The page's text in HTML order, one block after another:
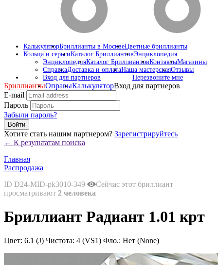
КалькуляторБриллианты в МосквеЦветные бриллианты
Кольца и серьгиКаталог БриллиантовЭнциклопедия
ЭнциклопедияКаталог БриллиантовКонтактыМагазины
СправкаДоставка и оплатаНаша мастерскаяОтзывы
Вход для партнеров
Перезвоните мне
БриллиантыОправыКалькуляторВход для партнеров
E-mail
Пароль
Забыли пароль?
Войти
Хотите стать нашим партнером? Зарегистрируйтесь
← К результатам поиска
Главная
Распродажа
ID D24-MID-pk3010-349
Сейчас этот бриллиант
просматривают 2 человека
Бриллиант Радиант 1.01 крт
Цвет: 6.1 (J) Чистота: 4 (VS1) Фло.: Нет (None)